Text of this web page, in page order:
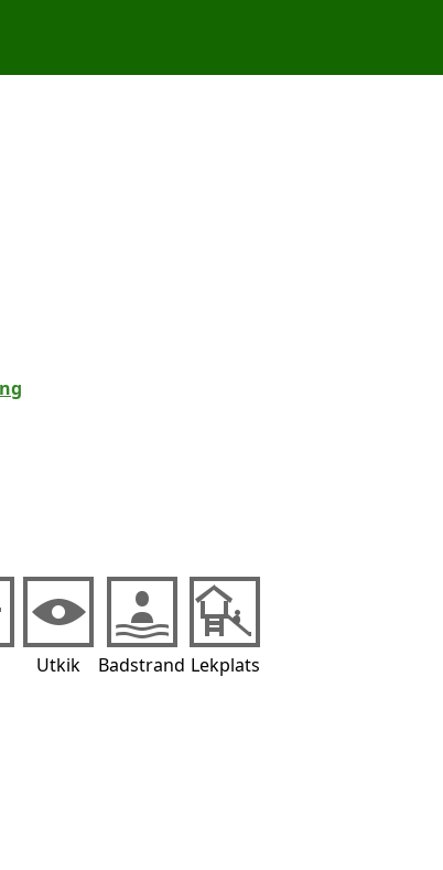
Utkik Badstrand Lekplats